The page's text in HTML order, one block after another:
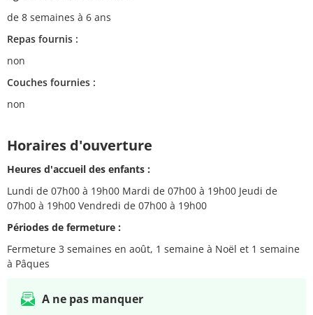
de 8 semaines à 6 ans
Repas fournis :
non
Couches fournies :
non
Horaires d'ouverture
Heures d'accueil des enfants :
Lundi de 07h00 à 19h00 Mardi de 07h00 à 19h00 Jeudi de
07h00 à 19h00 Vendredi de 07h00 à 19h00
Périodes de fermeture :
Fermeture 3 semaines en août, 1 semaine à Noël et 1 semaine
à Pâques
A ne pas manquer